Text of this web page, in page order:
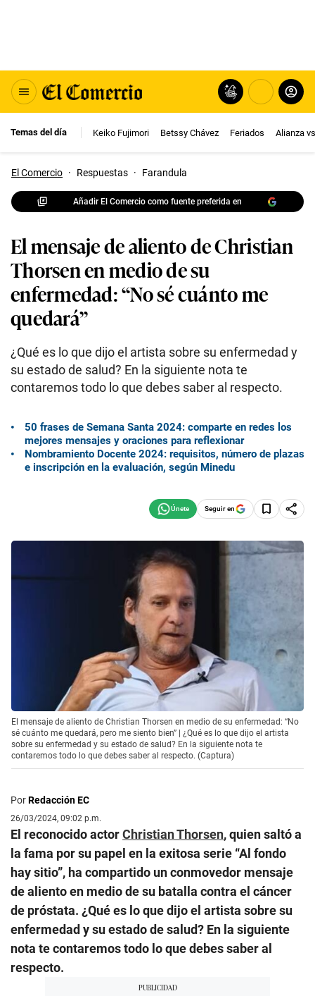
Temas del día Keiko Fujimori Betssy Chávez Feriados Alianza
El Comercio · Respuestas · Farandula
Añadir El Comercio como fuente preferida en
El mensaje de aliento de Christian
Thorsen en medio de su
enfermedad: “No sé cuánto me
quedará”
¿Qué es lo que dijo el artista sobre su enfermedad y
su estado de salud? En la siguiente nota te
contaremos todo lo que debes saber al respecto.
50 frases de Semana Santa 2024: comparte en redes los
mejores mensajes y oraciones para reflexionar
Nombramiento Docente 2024: requisitos, número de plazas
e inscripción en la evaluación, según Minedu
Seguir en
El mensaje de aliento de Christian Thorsen en medio de su enfermedad: “No
sé cuánto me quedará, pero me siento bien” | ¿Qué es lo que dijo el artista
sobre su enfermedad y su estado de salud? En la siguiente nota te
contaremos todo lo que debes saber al respecto. (Captura)
PorRedacción EC
26/03/2024, 09:02 p.m.
El reconocido actorChristian Thorsen, quien saltó a
la fama por su papel en la exitosa serie “Al fondo
hay sitio”, ha compartido un conmovedor mensaje
de aliento en medio de su batalla contra el cáncer
de próstata. ¿Qué es lo que dijo el artista sobre su
enfermedad y su estado de salud? En la siguiente
nota te contaremos todo lo que debes saber al
respecto.